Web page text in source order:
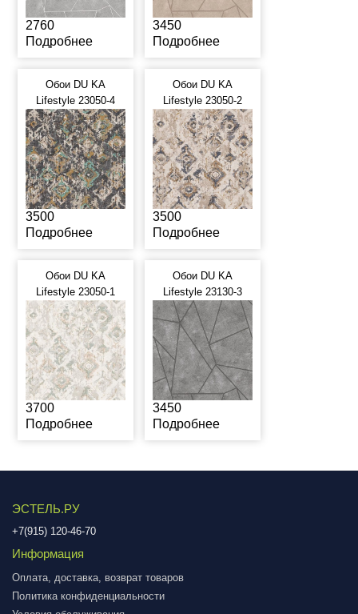
2760
Подробнее
3450
Подробнее
Обои DU KA
Lifestyle 23050-4
3500
Подробнее
Обои DU KA
Lifestyle 23050-2
3500
Подробнее
Обои DU KA
Lifestyle 23050-1
3700
Подробнее
Обои DU KA
Lifestyle 23130-3
3450
Подробнее
ЭСТЕЛЬ.РУ
+7(915) 120-46-70
Информация
Оплата, доставка, возврат товаров
Политика конфиденциальности